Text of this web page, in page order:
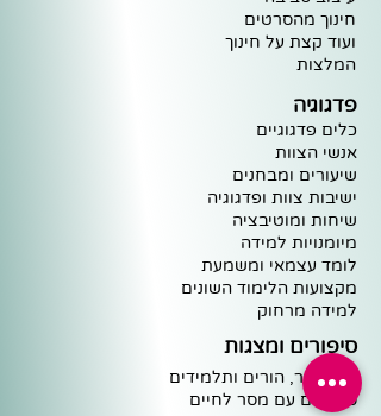
חינוך מהסרטים
ועוד קצת על חינוך
המלצות
פדגוגיה
כלים פדגוגיים
אנשי הצוות
שיעורים ומבחנים
ישיבות צוות ופדגוגיה
שיחות ומוטיבציה
מיומנויות למידה
לומד עצמאי ומשמעת
מקצועות הלימוד השונים
למידה מרחוק
סיפורים ומצגות
בתי ספר, הורים ותלמידים
סיפורים עם מסר לחיים